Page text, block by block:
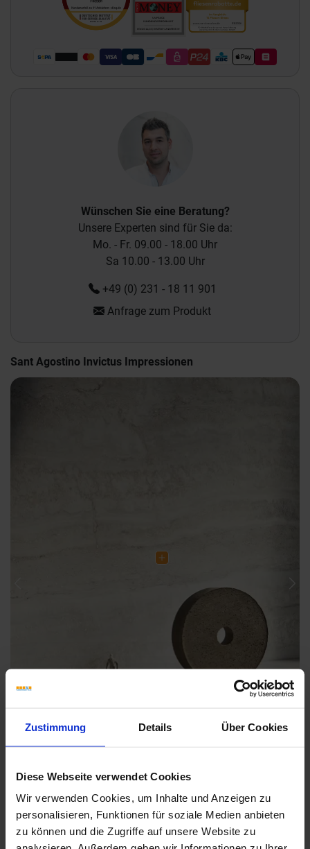
Zustimmung Details Über Cookies
Diese Webseite verwendet Cookies
Wir verwenden Cookies, um Inhalte und Anzeigen zu
personalisieren, Funktionen für soziale Medien anbieten
zu können und die Zugriffe auf unsere Website zu
Wünschen Sie eine Beratung?
Unsere Experten sind für Sie da:
Mo. - Fr. 09.00 - 18.00 Uhr
Sa 10.00 - 13.00 Uhr
+49 (0) 231 - 18 11 901
Anfrage zum Produkt
Sant Agostino Invictus Impressionen
Weitere Serien von Sant Agostino